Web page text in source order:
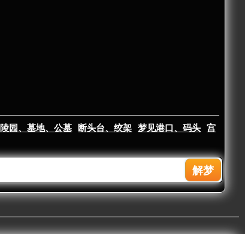
陵园、墓地、公墓 断头台、绞架 梦见港口、码头
宫